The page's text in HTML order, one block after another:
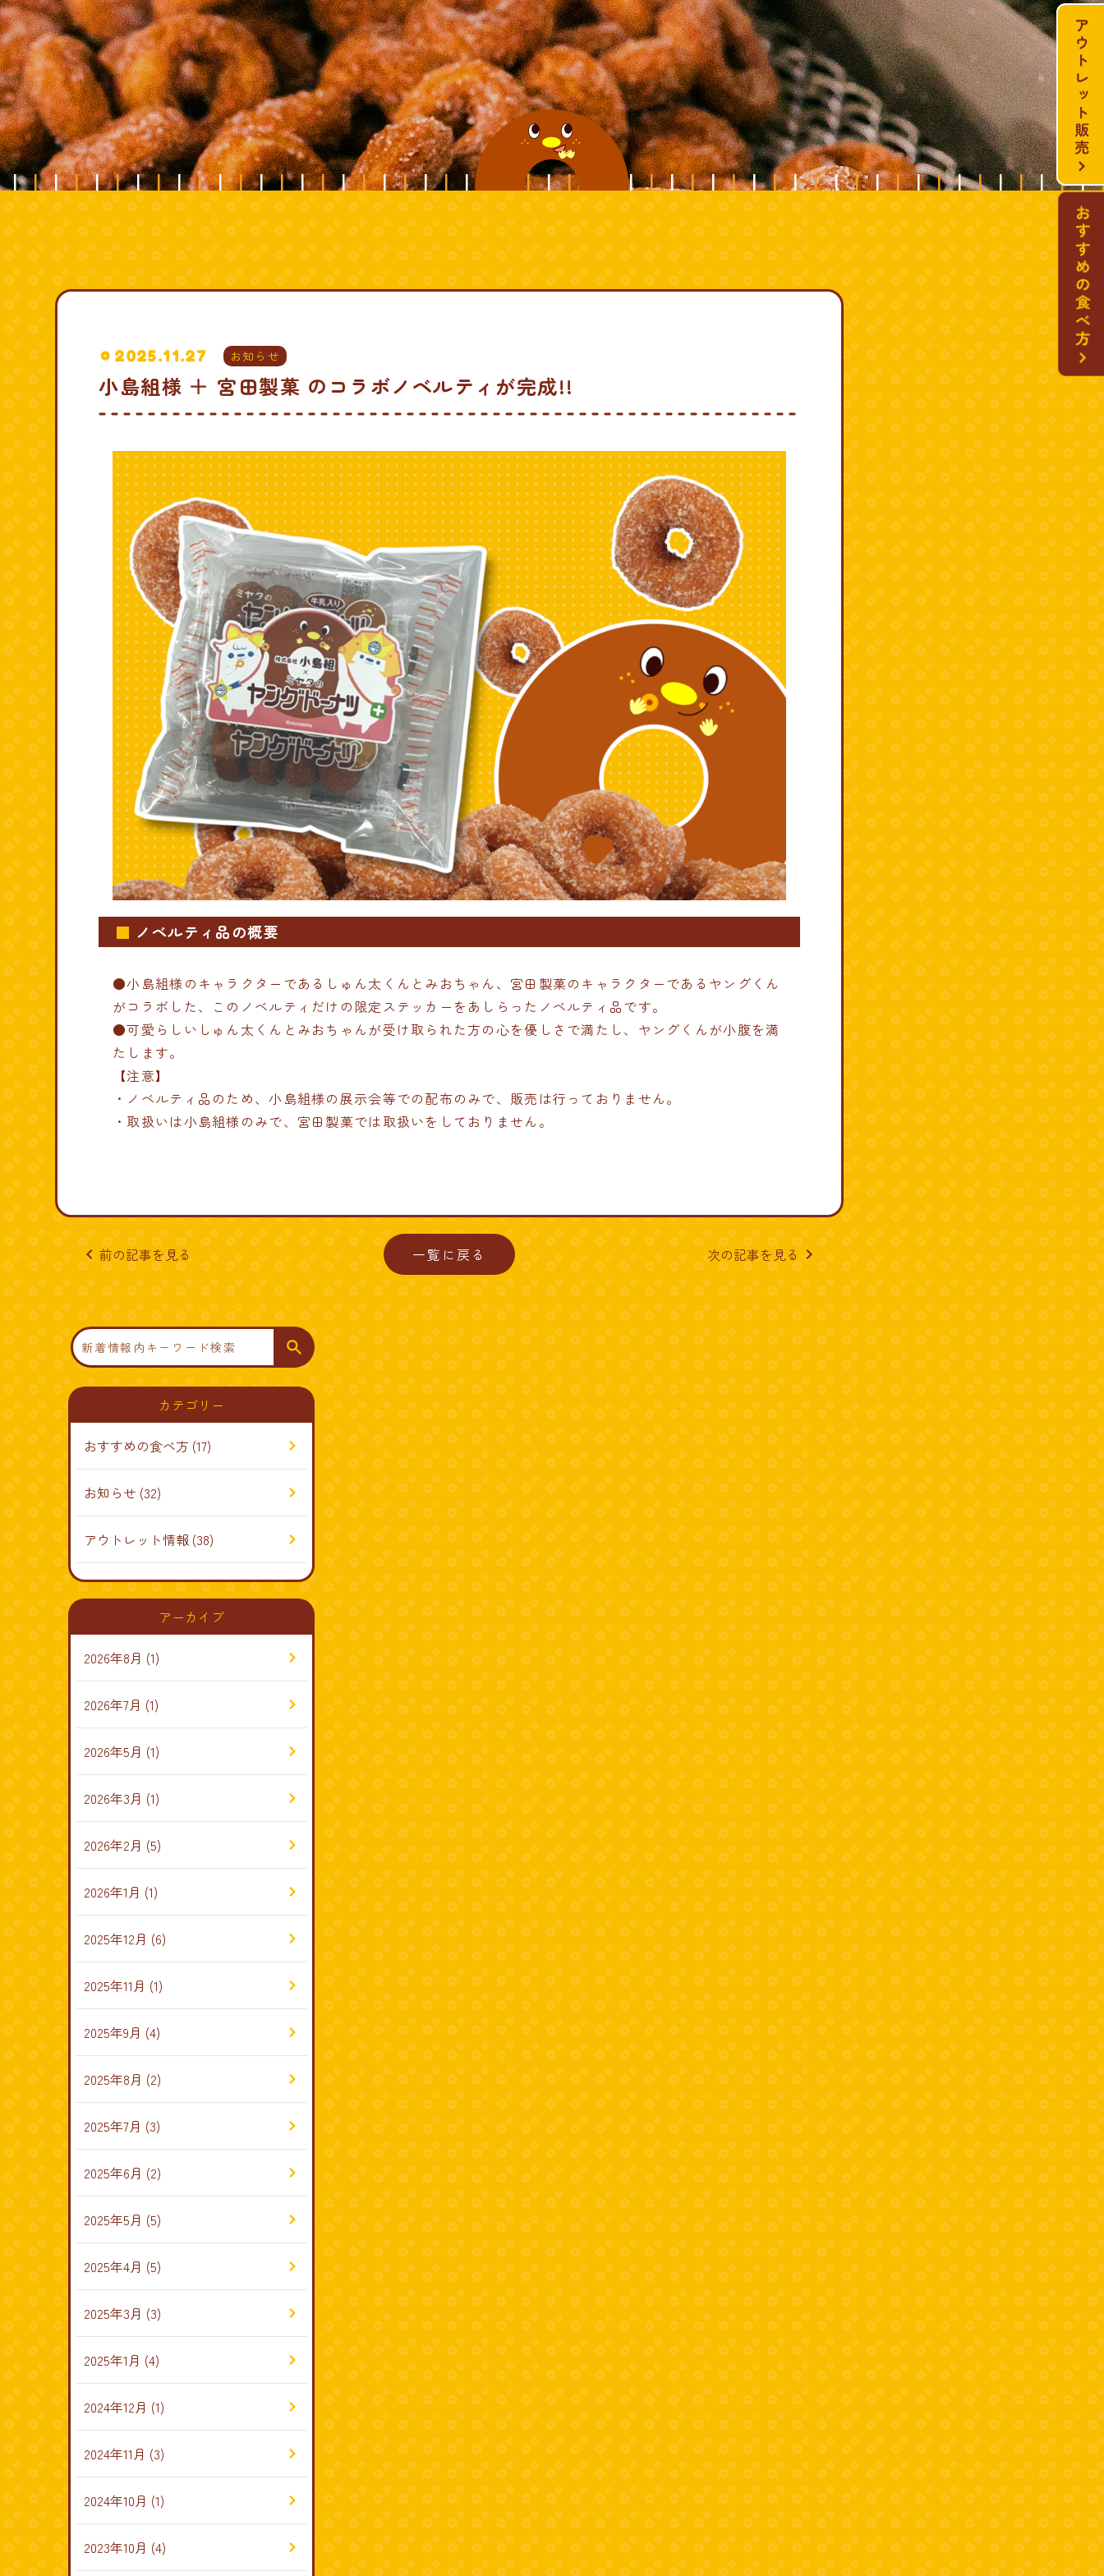
2025.11.27 お知らせ
小島組様 ＋ 宮田製菓 のコラボノベルティが完成!!
ノベルティ品の概要
●小島組様のキャラクターであるしゅん太くんとみおちゃん、宮田製菓のキャラクターであるヤングくん
がコラボした、このノベルティだけの限定ステッカーをあしらったノベルティ品です。
●可愛らしいしゅん太くんとみおちゃんが受け取られた方の心を優しさで満たし、ヤングくんが小腹を満
たします。
【注意】
・ノベルティ品のため、小島組様の展示会等での配布のみで、販売は行っておりません。
・取扱いは小島組様のみで、宮田製菓では取扱いをしておりません。
navigate_before前の記事を見る 一覧に戻る 次の記事を見る navigate_next
検
索
カテゴリー
おすすめの食べ方 (17)
お知らせ (32)
アウトレット情報 (38)
アーカイブ
2026年8月 (1)
2026年7月 (1)
2026年5月 (1)
2026年3月 (1)
2026年2月 (5)
2026年1月 (1)
2025年12月 (6)
2025年11月 (1)
2025年9月 (4)
2025年8月 (2)
2025年7月 (3)
2025年6月 (2)
2025年5月 (5)
2025年4月 (5)
2025年3月 (3)
2025年1月 (4)
2024年12月 (1)
2024年11月 (3)
2024年10月 (1)
2023年10月 (4)